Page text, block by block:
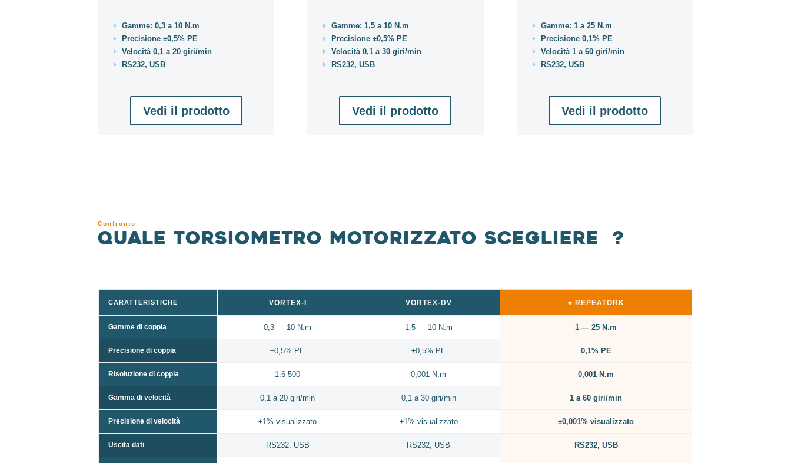
E Gamme: 0,3 a 10 N.m
E Precisione ±0,5% PE
E Velocità 0,1 a 20 giri/min
E RS232, USB
Vedi il prodotto
E Gamme: 1,5 a 10 N.m
E Precisione ±0,5% PE
E Velocità 0,1 a 30 giri/min
E RS232, USB
Vedi il prodotto
E Gamme: 1 a 25 N.m
E Precisione 0,1% PE
E Velocità 1 a 60 giri/min
E RS232, USB
Vedi il prodotto
Confronto
Quale torsiometro motorizzato scegliere ?
CARATTERISTICHE VORTEX-I VORTEX-DV ⭐ REPEATORK
Gamme di coppia 0,3 — 10 N.m 1,5 — 10 N.m 1 — 25 N.m
Precisione di coppia ±0,5% PE ±0,5% PE 0,1% PE
Risoluzione di coppia 1:6 500 0,001 N.m 0,001 N.m
Gamma di velocità 0,1 a 20 giri/min 0,1 a 30 giri/min 1 a 60 giri/min
Precisione di velocità ±1% visualizzato ±1% visualizzato ±0,001% visualizzato
Uscita dati RS232, USB RS232, USB RS232, USB